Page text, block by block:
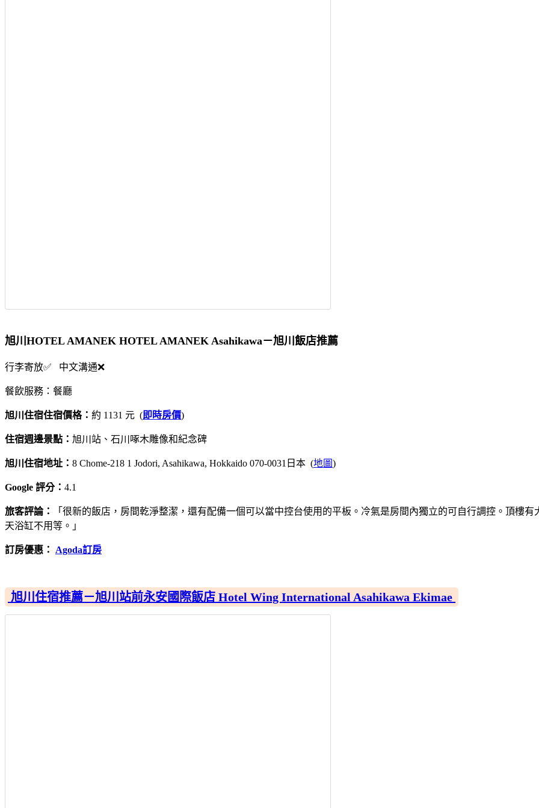
旭川HOTEL AMANEK HOTEL AMANEK Asahikawa－旭川飯店推薦
行李寄放✅ 中文溝通❌
餐飲服務：餐廳
旭川住宿住宿價格： 約 1131 元 (即時房價)
住宿週邊景點： 旭川站、石川啄木雕像和紀念碑
旭川住宿地址： 8 Chome-218 1 Jodori, Asahikawa, Hokkaido 070-0031日本 (地圖)
Google 評分： 4.1
旅客評論：
「很新的飯店，房間乾淨整潔，還有配備一個可以當中控台使用的平板。冷氣是房間內獨立的可自行調控。頂樓
天浴缸不用等。」
訂房優惠： Agoda訂房
旭川住宿推薦－旭川站前永安國際飯店 Hotel Wing International Asahikawa Ekimae